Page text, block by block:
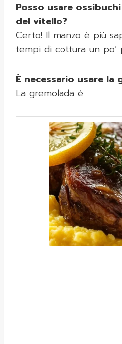
Posso usare
del vitello?
Certo! Il manzo è più
tempi di cottura un po’
È necessario usare la
La gremolada è